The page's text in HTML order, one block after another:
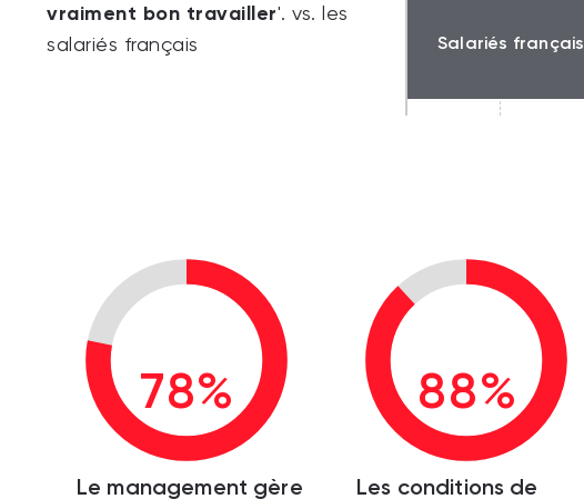
vraiment bon travailler'. vs. les
salariés français
Salariés français
78%
Le management gère
88%
Les conditions de